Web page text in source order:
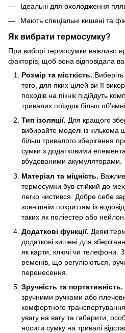
Ідеальні для охолодження
Мають спеціальні кишені та
Як вибрати термосумку?
При виборі термосумки важливо
факторів, щоб вона відповідала
Розмір та місткість.
того, для яких цілей ви її
походів на пікнік підійдуть
тривалих поїздок більш
Тип ізоляції. Для кращого
вибирайте моделі із кількома
більш тривалого зберігання
сумки з додатковими
вбудованими акумуляторами.
Матеріал та міцність.
термосумки був стійкий до
легко чистився. Добре себе
зовнішнім покриттям із
таких як поліестер або нейлон.
Додаткові функції. Деякі
додаткові кишені для
як карти, ключі чи телефони.
ременів, що регулюються,
перенесення.
Зручність та портативність.
зручними ручками або
комфортного
увагу на вагу та габарити,
носити сумку на тривалі